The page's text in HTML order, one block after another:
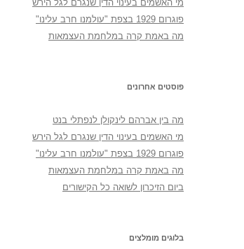
מי האשמים בעינוי הדין שנגרם לגל הירש
פוגרום 1929 בצפת "עולמנו חרב עלינו"
מה באמת קרה במלחמת העצמאות
פוסטים אחרונים
מה בין אברהם לינקולן לנפתלי בנט
מי האשמים בעינוי הדין שנגרם לגל הירש
פוגרום 1929 בצפת "עולמנו חרב עלינו"
מה באמת קרה במלחמת העצמאות
ביום הזיכרון לשואה כל הקישורים
בלוגים מומלצים